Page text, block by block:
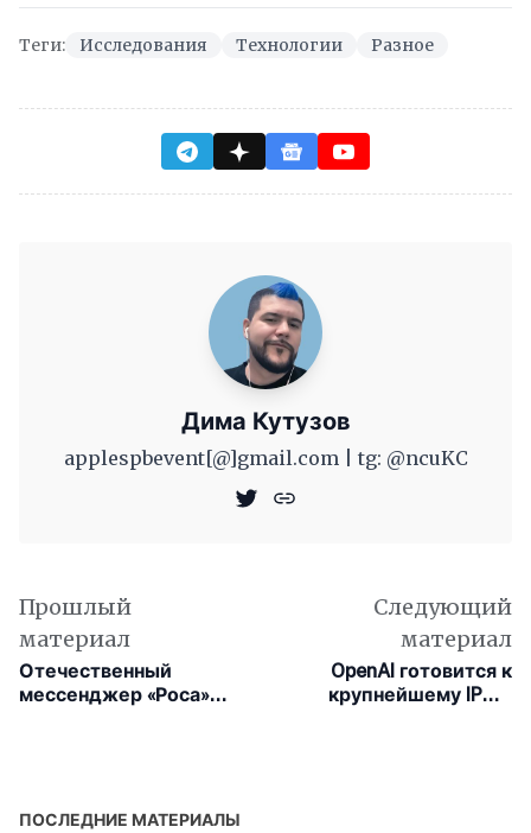
Теги: Исследования Технологии Разное
Дима Кутузов
applespbevent[@]gmail.com | tg: @ncuKC
Прошлый
материал
Отечественный
мессенджер «Роса»
Следующий
материал
OpenAI готовится к
крупнейшему IPO в
ПОСЛЕДНИЕ МАТЕРИАЛЫ